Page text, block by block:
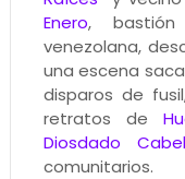
Enero,
venezolana,
una escena
disparos de
retratos de
Diosdado
comunitarios.